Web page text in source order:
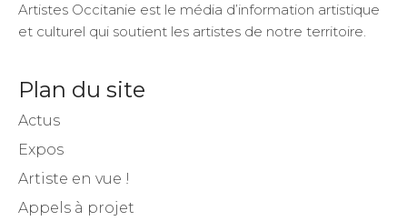
Artistes Occitanie est le média d’information artistique
et culturel qui soutient les artistes de notre territoire.
Plan du site
Actus
Expos
Artiste en vue !
Appels à projet